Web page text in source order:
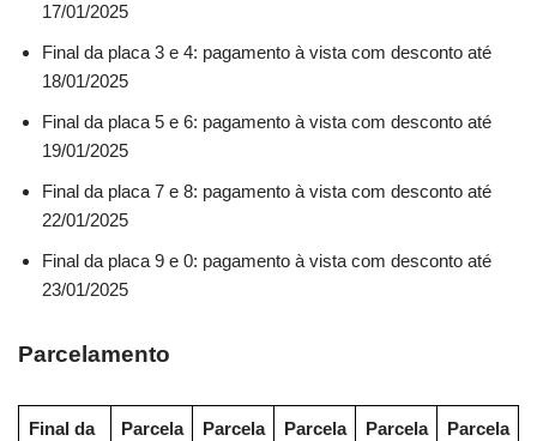
17/01/2025
Final da placa 3 e 4: pagamento à vista com desconto até
18/01/2025
Final da placa 5 e 6: pagamento à vista com desconto até
19/01/2025
Final da placa 7 e 8: pagamento à vista com desconto até
22/01/2025
Final da placa 9 e 0: pagamento à vista com desconto até
23/01/2025
Parcelamento
Final da
Parcela
Parcela
Parcela
Parcela
Parcela